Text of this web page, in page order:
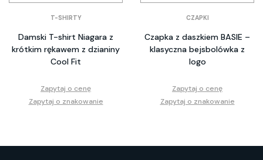
T-SHIRTY
Damski T-shirt Niagara z
krótkim rękawem z dzianiny
Cool Fit
Zapytaj o cenę
Zapytaj o znakowanie
CZAPKI
Czapka z daszkiem BASIE –
klasyczna bejsbolówka z
logo
Zapytaj o cenę
Zapytaj o znakowanie